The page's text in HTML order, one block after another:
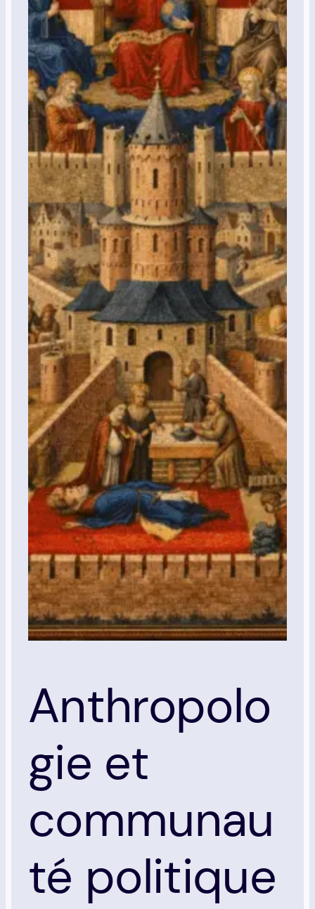
Anthropolo
gie et
communau
té politique